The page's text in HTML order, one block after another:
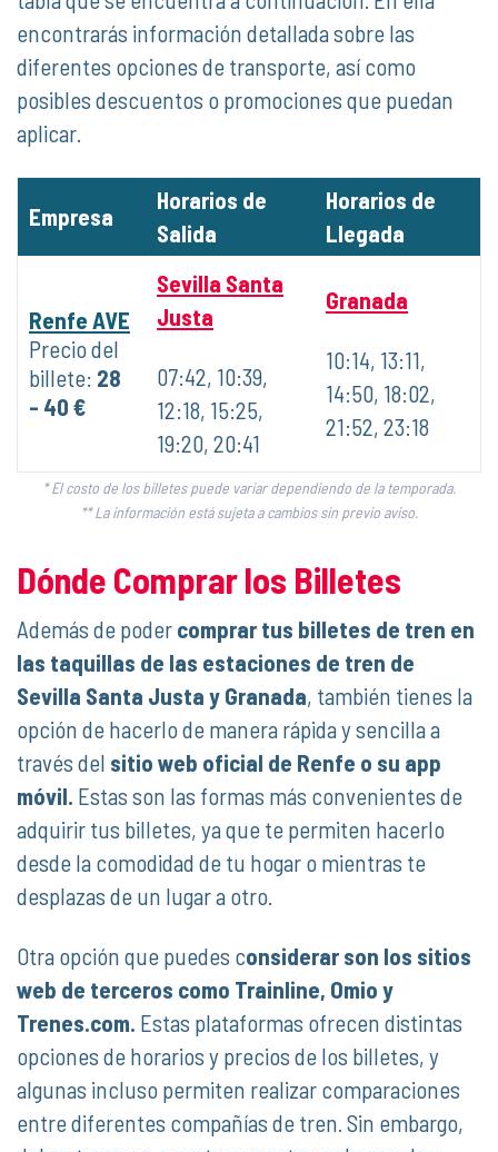
encontrarás información detallada sobre las
diferentes opciones de transporte, así como
posibles descuentos o promociones que puedan
aplicar.
Empresa
Horarios de
Salida
Horarios de
Llegada
Renfe AVE
Precio del
billete: 28
- 40 €
Sevilla Santa
Justa
07:42, 10:39,
12:18, 15:25,
19:20, 20:41
Granada
10:14, 13:11,
14:50, 18:02,
21:52, 23:18
* El costo de los billetes puede variar dependiendo de la temporada.
** La información está sujeta a cambios sin previo aviso.
Dónde Comprar los Billetes
Además de poder comprar tus billetes de tren en
las taquillas de las estaciones de tren de
Sevilla Santa Justa y Granada, también tienes la
opción de hacerlo de manera rápida y sencilla a
través del sitio web oficial de Renfe o su app
móvil. Estas son las formas más convenientes de
adquirir tus billetes, ya que te permiten hacerlo
desde la comodidad de tu hogar o mientras te
desplazas de un lugar a otro.
Otra opción que puedes considerar son los sitios
web de terceros como Trainline, Omio y
Trenes.com. Estas plataformas ofrecen distintas
opciones de horarios y precios de los billetes, y
algunas incluso permiten realizar comparaciones
entre diferentes compañías de tren. Sin embargo,